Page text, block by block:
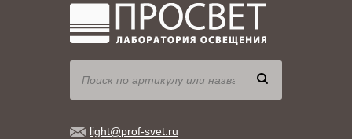
light@prof-svet.ru